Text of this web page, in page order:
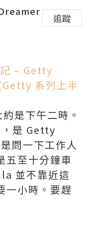
追蹤
– Getty
系列上半
是下午二時。
是 Getty
問一下工作人
五至十分鐘車
並不靠近這
一小時。要趕